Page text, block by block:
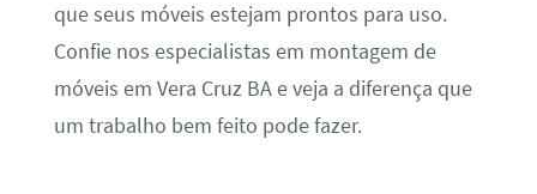
que seus móveis estejam prontos para uso.
Confie nos especialistas em montagem de
móveis em Vera Cruz BA e veja a diferença que
um trabalho bem feito pode fazer.